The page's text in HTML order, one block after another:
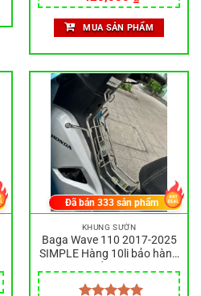
hạng5.00
5 sao
MUA SẢN PHẨM
KHUNG SƯỜN
Baga Wave 110 2017-2025
SIMPLE Hàng 10li bảo hành
Đã bán333 sản phẩm